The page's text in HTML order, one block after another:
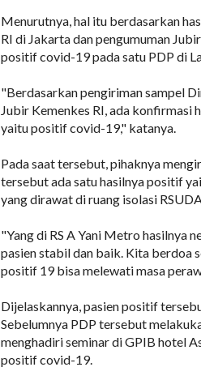
Menurutnya, hal itu berdasarkan
RI di Jakarta dan pengumuman
positif covid-19 pada satu PDP di
"Berdasarkan pengiriman sampel
Jubir Kemenkes RI, ada konfirmasi
yaitu positif covid-19," katanya.
Pada saat tersebut, pihaknya
tersebut ada satu hasilnya positif
yang dirawat di ruang isolasi
"Yang di RS A Yani Metro hasilnya
pasien stabil dan baik. Kita berdoa
positif 19 bisa melewati masa
Dijelaskannya, pasien positif
Sebelumnya PDP tersebut
menghadiri seminar di GPIB hotel
positif covid-19.